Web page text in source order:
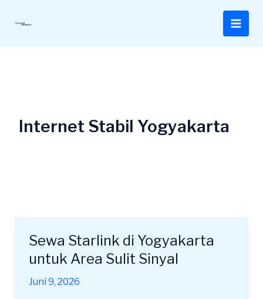
Internet Stabil Yogyakarta
Sewa Starlink di Yogyakarta
untuk Area Sulit Sinyal
Juni 9, 2026
Sewa
Starlink
di
Yogyakarta